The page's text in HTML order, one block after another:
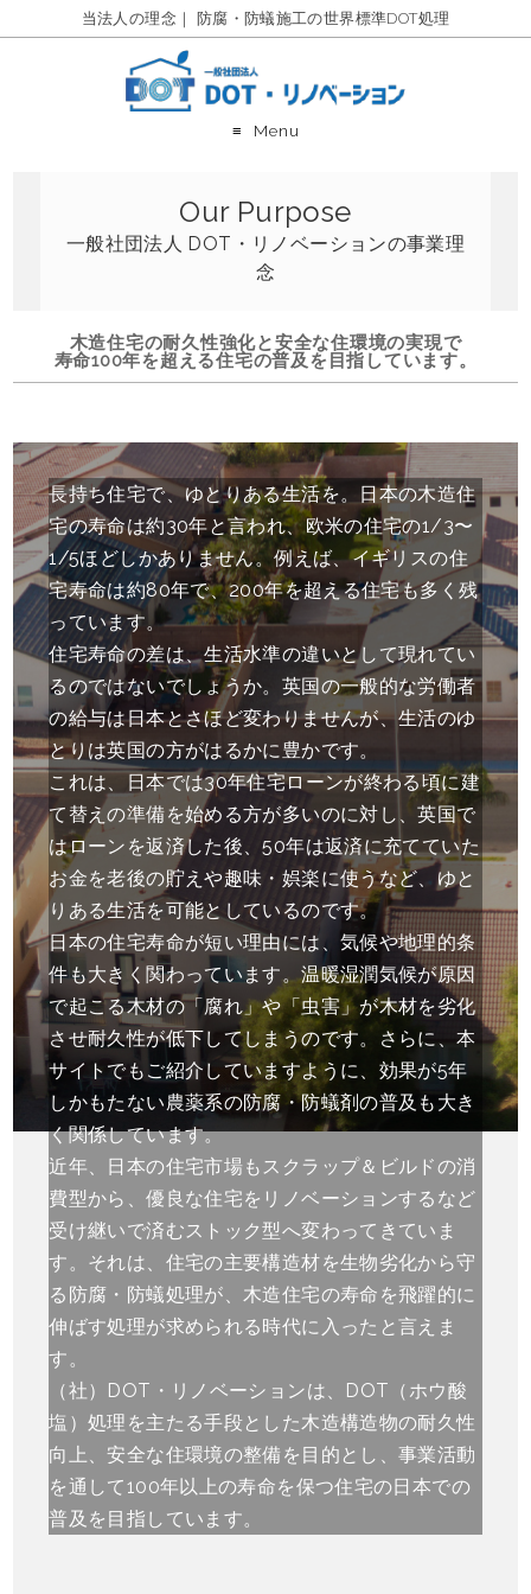
当法人の理念｜ 防腐・防蟻施工の世界標準DOT処理
Menu
Our Purpose
一般社団法人 DOT・リノベーションの事業理
念
木造住宅の耐久性強化と安全な住環境の実現で
寿命100年を超える住宅の普及を目指しています。
長持ち住宅で、ゆとりある生活を。日本の木造住
宅の寿命は約30年と言われ、欧米の住宅の1/3〜
1/5ほどしかありません。例えば、イギリスの住
宅寿命は約80年で、200年を超える住宅も多く残
っています。
住宅寿命の差は、生活水準の違いとして現れてい
るのではないでしょうか。英国の一般的な労働者
の給与は日本とさほど変わりませんが、生活のゆ
とりは英国の方がはるかに豊かです。
これは、日本では30年住宅ローンが終わる頃に建
て替えの準備を始める方が多いのに対し、英国で
はローンを返済した後、50年は返済に充てていた
お金を老後の貯えや趣味・娯楽に使うなど、ゆと
りある生活を可能としているのです。
日本の住宅寿命が短い理由には、気候や地理的条
件も大きく関わっています。温暖湿潤気候が原因
で起こる木材の「腐れ」や「虫害」が木材を劣化
させ耐久性が低下してしまうのです。さらに、本
サイトでもご紹介していますように、効果が5年
しかもたない農薬系の防腐・防蟻剤の普及も大き
く関係しています。
近年、日本の住宅市場もスクラップ＆ビルドの消
費型から、優良な住宅をリノベーションするなど
受け継いで済むストック型へ変わってきていま
す。それは、住宅の主要構造材を生物劣化から守
る防腐・防蟻処理が、木造住宅の寿命を飛躍的に
伸ばす処理が求められる時代に入ったと言えま
す。
（社）DOT・リノベーションは、DOT（ホウ酸
塩）処理を主たる手段とした木造構造物の耐久性
向上、安全な住環境の整備を目的とし、事業活動
を通して100年以上の寿命を保つ住宅の日本での
普及を目指しています。